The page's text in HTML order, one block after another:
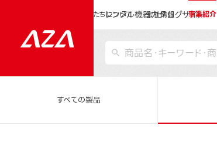
レンタル機器カタログサイト
私たちについて 会社情報 事業紹介
すべての製品